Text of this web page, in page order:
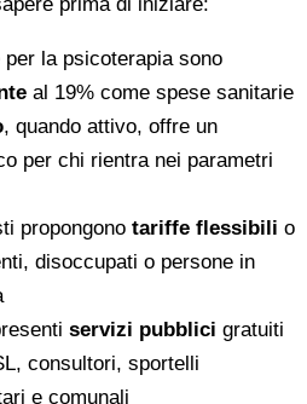
la psicoterapia sono
al 19% come spese sanitarie
, quando attivo, offre un
per chi rientra nei parametri
propongono tariffe flessibili o
disoccupati o persone in
servizi pubblici gratuiti
consultori, sportelli
e comunali